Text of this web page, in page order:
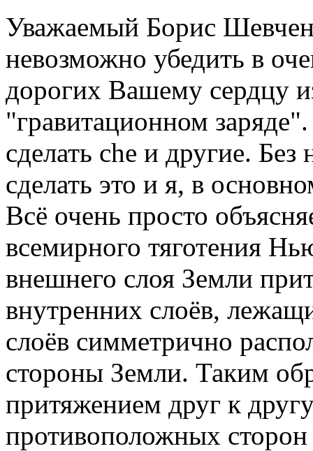
Уважаемый Борис
невозможно убедить в
дорогих Вашему сердцу
"гравитационном
сделать che и другие.
сделать это и я, в
Всё очень просто
всемирного тяготения
внешнего слоя Земли
внутренних слоёв,
слоёв симметрично
стороны Земли. Таким
притяжением друг к
противоположных сторон